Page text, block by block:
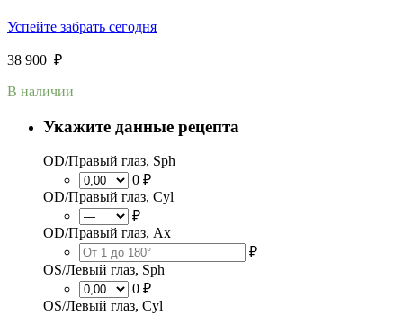
Успейте забрать сегодня
38 900 ₽
В наличии
Укажите данные рецепта
OD/Правый глаз, Sph
0 ₽
OD/Правый глаз, Cyl
₽
OD/Правый глаз, Ax
₽
OS/Левый глаз, Sph
0 ₽
OS/Левый глаз, Cyl